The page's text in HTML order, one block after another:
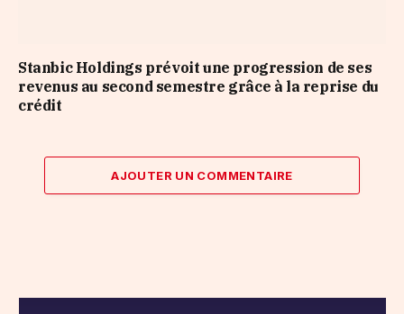
Stanbic Holdings prévoit une progression de ses
revenus au second semestre grâce à la reprise du
crédit
AJOUTER UN COMMENTAIRE